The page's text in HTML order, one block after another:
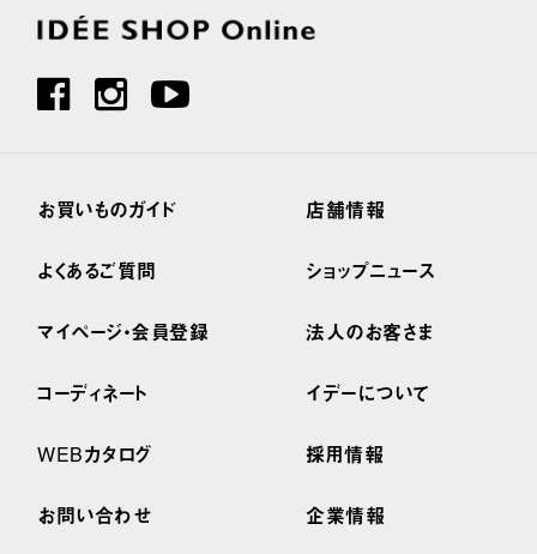
お買いものガイド
よくあるご質問
マイページ・会員登録
コーディネート
WEBカタログ
お問い合わせ
店舗情報
ショップニュース
法人のお客さま
イデーについて
採用情報
企業情報